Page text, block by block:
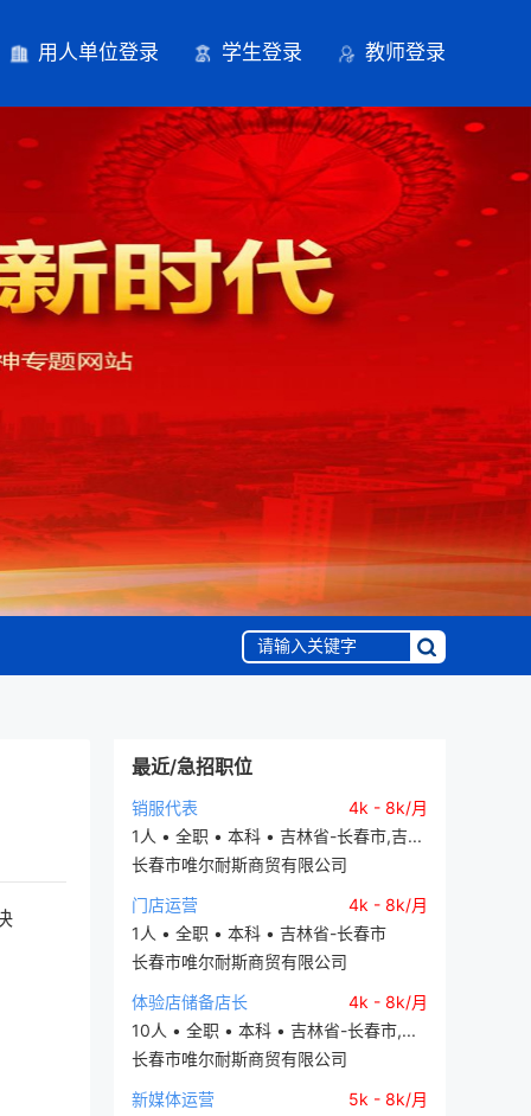
用人单位登录 学生登录 教师登录
最近/急招职位
销服代表
4k - 8k/月
1人 • 全职 • 本科 • 吉林省-长春市,吉...
长春市唯尔耐斯商贸有限公司
门店运营
4k - 8k/月
1人 • 全职 • 本科 • 吉林省-长春市
长春市唯尔耐斯商贸有限公司
体验店储备店长
4k - 8k/月
10人 • 全职 • 本科 • 吉林省-长春市,...
长春市唯尔耐斯商贸有限公司
新媒体运营
5k - 8k/月